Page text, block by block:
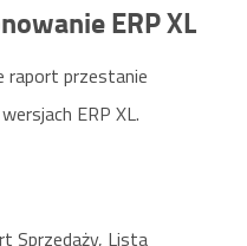
ERP XL
raport przestanie
ERP XL.
Sprzedaży, Lista